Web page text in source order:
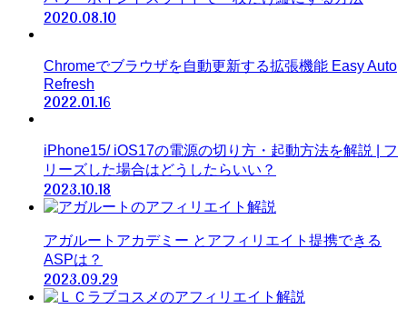
2020.08.10
Chromeでブラウザを自動更新する拡張機能 Easy Auto
Refresh
2022.01.16
iPhone15/ iOS17の電源の切り方・起動方法を解説 | フ
リーズした場合はどうしたらいい？
2023.10.18
アガルートアカデミー とアフィリエイト提携できる
ASPは？
2023.09.29